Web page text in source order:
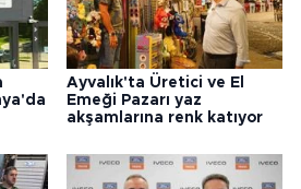
Ayvalık'ta Üretici ve El
Emeği Pazarı yaz
akşamlarına renk katıyor